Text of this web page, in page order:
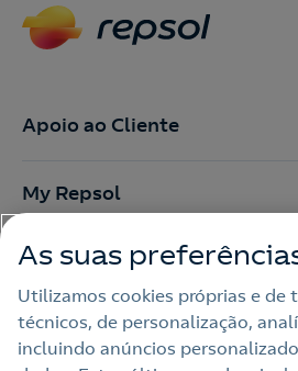
Apoio ao Cliente
My Repsol
Outras Energias
Links Úteis
As suas
Utilizamos cookies próprias e de
técnicos, de personalização,
incluindo anúncios